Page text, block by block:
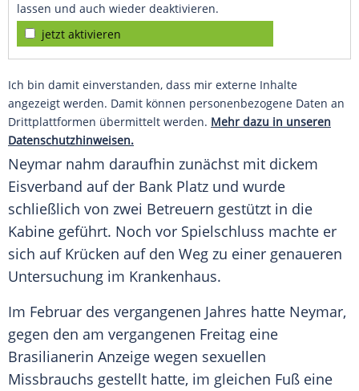
lassen und auch wieder deaktivieren.
jetzt aktivieren
Ich bin damit einverstanden, dass mir externe Inhalte
angezeigt werden. Damit können personenbezogene Daten an
Drittplattformen übermittelt werden. Mehr dazu in unseren
Datenschutzhinweisen.
Neymar nahm daraufhin zunächst mit dickem
Eisverband auf der Bank Platz und wurde
schließlich von zwei Betreuern gestützt in die
Kabine geführt. Noch vor Spielschluss machte er
sich auf Krücken auf den Weg zu einer genaueren
Untersuchung im Krankenhaus.
Im Februar des vergangenen Jahres hatte Neymar,
gegen den am vergangenen Freitag eine
Brasilianerin Anzeige wegen sexuellen
Missbrauchs gestellt hatte, im gleichen Fuß eine